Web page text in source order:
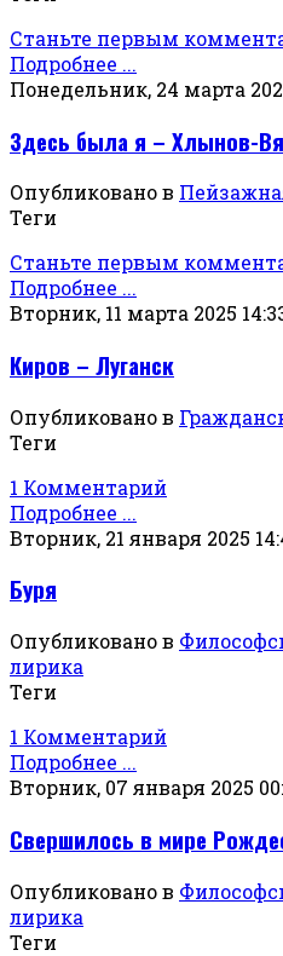
Станьте первым
Подробнее ...
Понедельник, 24 марта
Здесь была я – Хлынов-
Опубликовано в
Теги
Станьте первым
Подробнее ...
Вторник, 11 марта 2025
Киров – Луганск
Опубликовано в
Теги
1 Комментарий
Подробнее ...
Вторник, 21 января 2025
Буря
Опубликовано в
лирика
Теги
1 Комментарий
Подробнее ...
Вторник, 07 января 2025
Свершилось в мире
Опубликовано в
лирика
Теги